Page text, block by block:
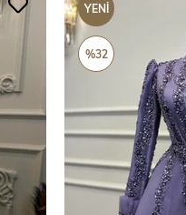
YENI
ÜRÜN
%32